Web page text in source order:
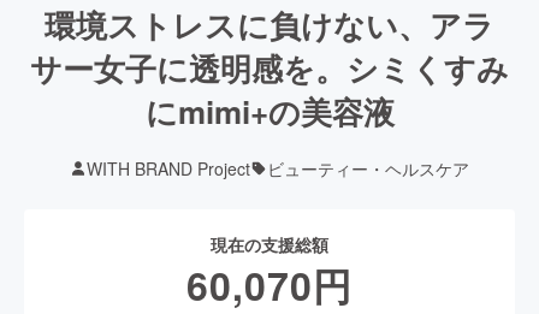
環境ストレスに負けない、アラ
サー女子に透明感を。シミくすみ
にmimi+の美容液
WITH BRAND Project ビューティー・ヘルスケア
現在の支援総額
60,070円